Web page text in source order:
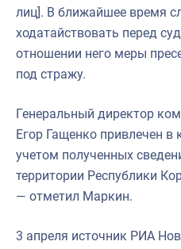
лиц]. В ближайшее время
ходатайствовать перед
отношении него меры
под стражу.
Генеральный директор
Егор Гащенко привлечен в
учетом полученных
территории Республики
— отметил Маркин.
3 апреля источник РИА